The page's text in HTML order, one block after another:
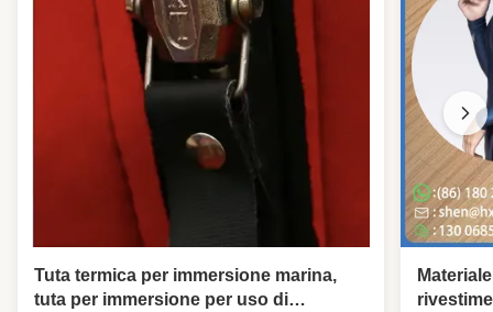
Tuta termica per immersione marina,
tuta per immersione per uso di